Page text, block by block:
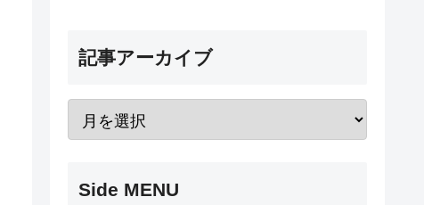
記事アーカイブ
Side MENU